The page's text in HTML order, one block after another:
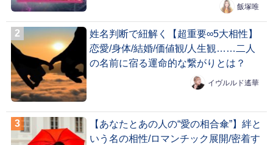
飯塚唯
姓名判断で紐解く【超重要∞5大相性】
恋愛/身体/結婚/価値観/人生観……二人
の名前に宿る運命的な繋がりとは？
イヴルルド遙華
【あなたとあの人の“愛の相合傘”】絆と
いう名の相性/ロマンチック展開/密着す